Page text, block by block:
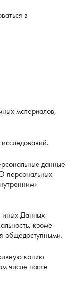
в
материалов,
данные
персональных
иных Данных
кроме
общедоступными.
копию
числе после